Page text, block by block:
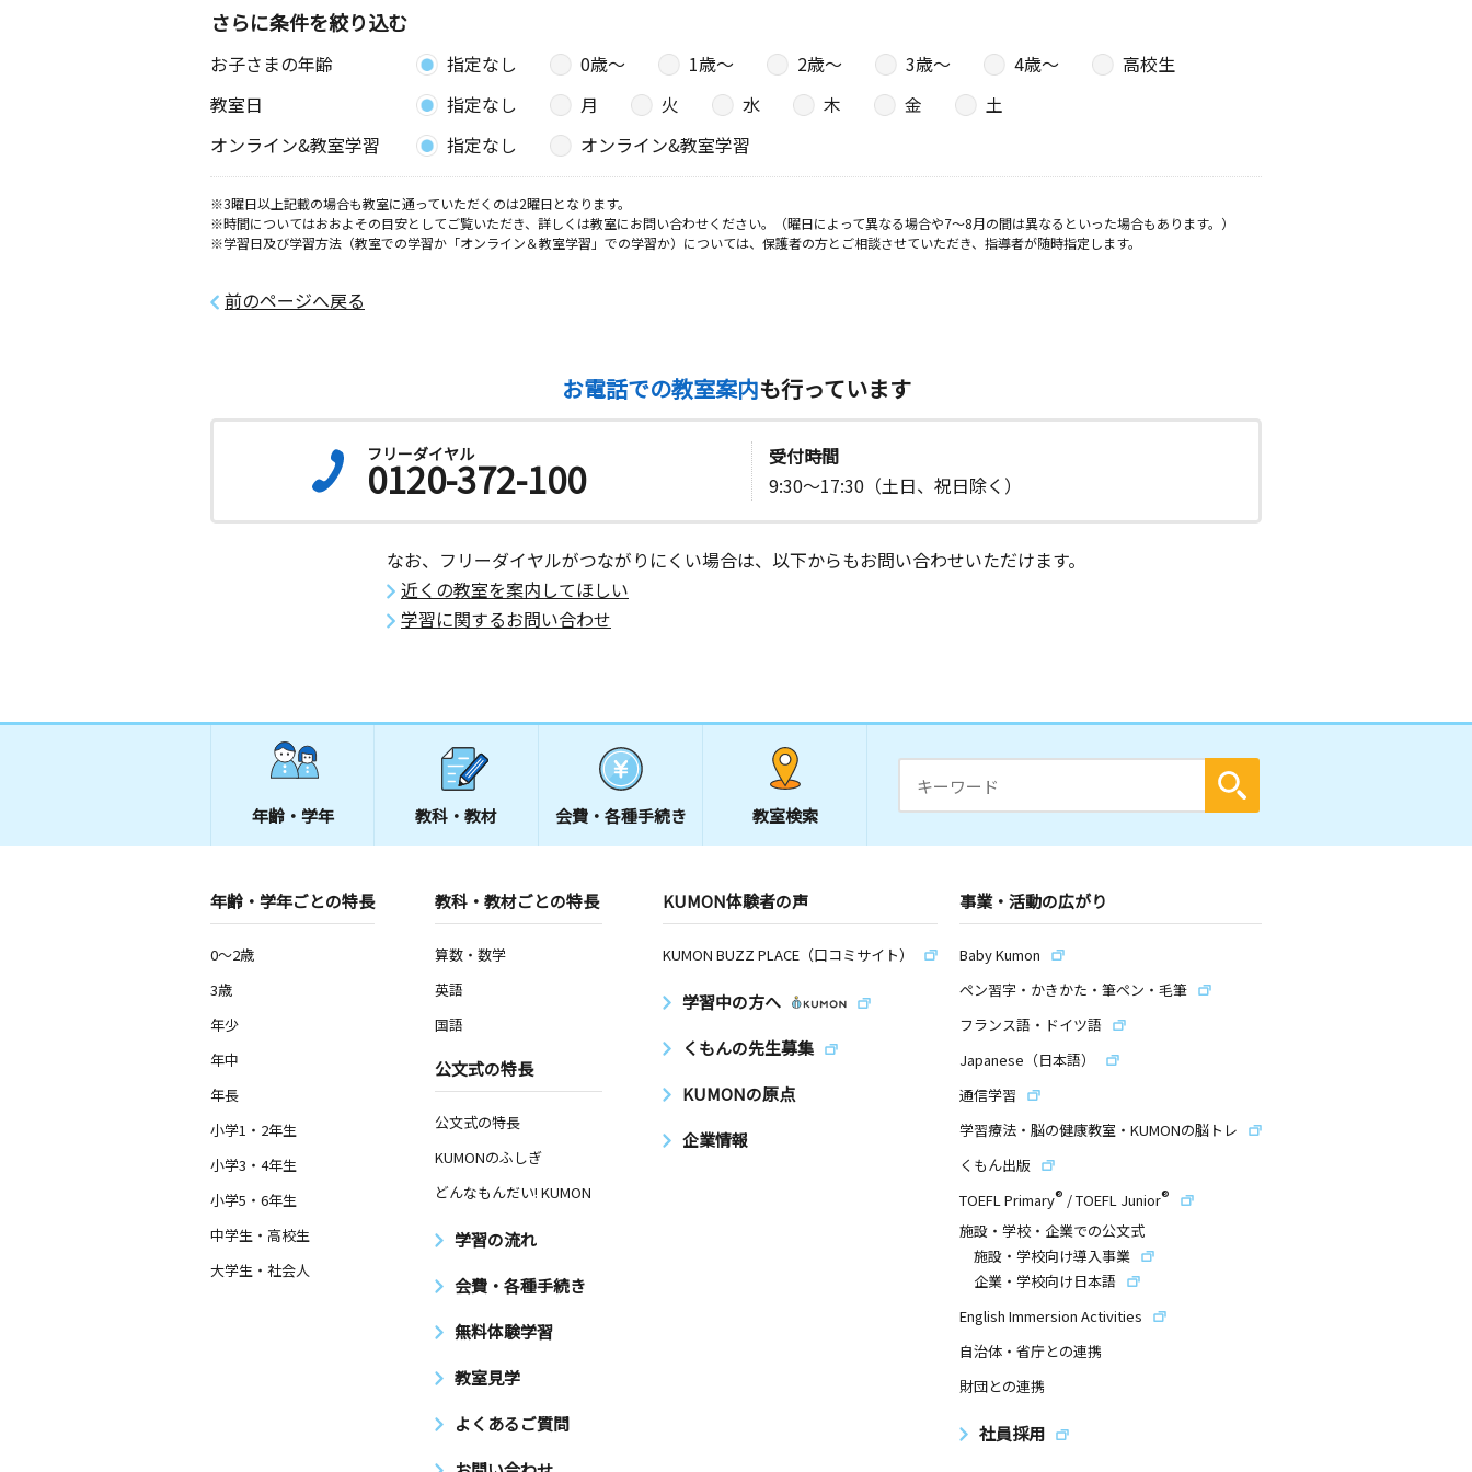
さらに条件を絞り込む
お子さまの年齢 指定なし 0歳〜 1歳〜 2歳〜 3歳〜 4歳〜
高校生
教室日
指定なし 月 火 水 木 金
土
オンライン&教室学習
指定なし オンライン&教室学習
※3曜日以上記載の場合も教室に通っていただくのは2曜日となります。
※時間についてはおおよその目安としてご覧いただき、詳しくは教室にお問い合わせください。（曜日によって異なる場合や7～8月の間は異なるといった場合もあります。）
※学習日及び学習方法（教室での学習か「オンライン＆教室学習」での学習か）については、保護者の方とご相談させていただき、指導者が随時指定します。
前のページへ戻る
お電話での教室案内も行っています
フリーダイヤル
0120-372-100
受付時間
9:30～17:30（土日、祝日除く）
なお、フリーダイヤルがつながりにくい場合は、以下からもお問い合わせいただけます。
近くの教室を案内してほしい
学習に関するお問い合わせ
年齢・学年 教科・教材 会費・ 各種手続き 教室検索
年齢・学年ごとの特長
0～2歳
3歳
年少
年中
年長
小学1・2年生
小学3・4年生
小学5・6年生
中学生・高校生
大学生・社会人
教科・教材ごとの特長
算数・数学
英語
国語
公文式の特長
公文式の特長
KUMONのふしぎ
どんなもんだい! KUMON
学習の流れ
会費・各種手続き
無料体験学習
教室見学
よくあるご質問
KUMON体験者の声
KUMON BUZZ PLACE（口コミサイト）
学習中の方へ
くもんの先生募集
KUMONの原点
企業情報
事業・活動の広がり
Baby Kumon
ペン習字・かきかた・筆ペン・毛筆
フランス語・ドイツ語
Japanese（日本語）
通信学習
学習療法・脳の健康教室・KUMONの脳トレ
くもん出版
TOEFL Primary® /TOEFL Junior®
施設・学校・企業での公文式
施設・学校向け導入事業
企業・学校向け日本語
English Immersion Activities
自治体・省庁との連携
財団との連携
社員採用